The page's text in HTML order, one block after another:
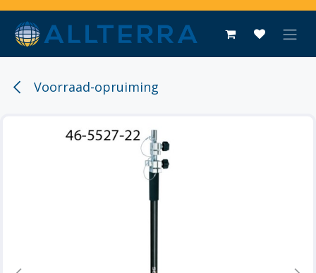
Overslaan naar inhoud
Voorraad-opruiming